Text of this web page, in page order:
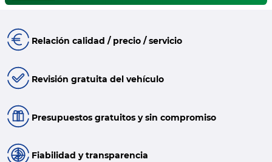
Relación calidad / precio / servicio
Revisión gratuita del vehículo
Presupuestos gratuitos y sin compromiso
Fiabilidad y transparencia